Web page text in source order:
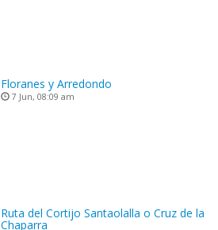
Floranes y Arredondo
7 Jun, 08:09 am
Ruta del Cortijo Santaolalla o Cruz de la
Chaparra